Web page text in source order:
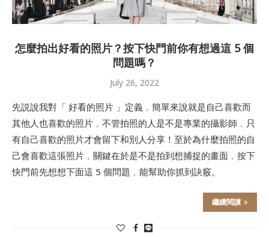
怎麼拍出好看的照片？按下快門前你有想過這 5 個
問題嗎？
July 26, 2022
先説說我對「 好看的照片 」定義﹐簡單來說就是自己喜歡而
其他人也喜歡的照片﹐不管拍照的人是不是專業的攝影師﹐只
有自己喜歡的照片才會留下和別人分享！至於為什麼拍照的自
己會喜歡這張照片﹐關鍵在於是不是拍到想捕捉的畫面﹐按下
快門前先想想下面這 5 個問題﹐能幫助你抓到訣竅。
繼續閱讀